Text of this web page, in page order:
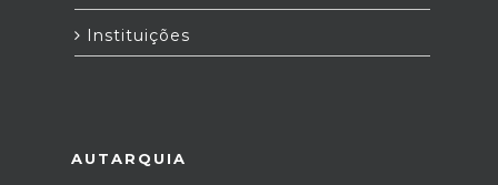
Instituições
AUTARQUIA